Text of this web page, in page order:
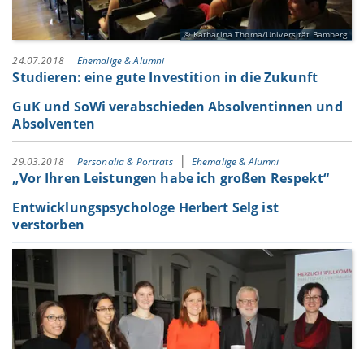
Katharina Thoma/Universität Bamberg
24.07.2018 Ehemalige & Alumni
Studieren: eine gute Investition in die Zukunft
GuK und SoWi verabschieden Absolventinnen und
Absolventen
29.03.2018 Personalia & Porträts Ehemalige & Alumni
„Vor Ihren Leistungen habe ich großen Respekt“
Entwicklungspsychologe Herbert Selg ist
verstorben